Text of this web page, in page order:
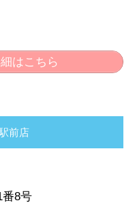
はこちら
前店
8号